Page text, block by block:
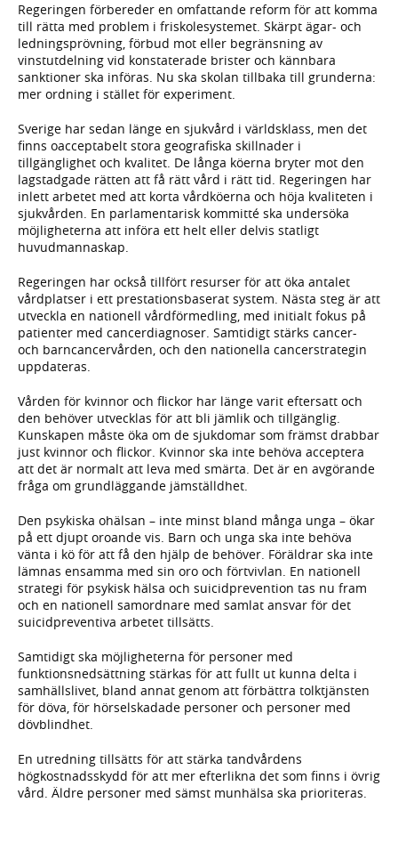
Regeringen förbereder en omfattande reform för att komma
till rätta med problem i friskolesystemet. Skärpt ägar- och
ledningsprövning, förbud mot eller begränsning av
vinstutdelning vid konstaterade brister och kännbara
sanktioner ska införas. Nu ska skolan tillbaka till grunderna:
mer ordning i stället för experiment.
Sverige har sedan länge en sjukvård i världsklass, men det
finns oacceptabelt stora geografiska skillnader i
tillgänglighet och kvalitet. De långa köerna bryter mot den
lagstadgade rätten att få rätt vård i rätt tid. Regeringen har
inlett arbetet med att korta vårdköerna och höja kvaliteten i
sjukvården. En parlamentarisk kommitté ska undersöka
möjligheterna att införa ett helt eller delvis statligt
huvudmannaskap.
Regeringen har också tillfört resurser för att öka antalet
vårdplatser i ett prestationsbaserat system. Nästa steg är att
utveckla en nationell vårdförmedling, med initialt fokus på
patienter med cancerdiagnoser. Samtidigt stärks cancer-
och barncancervården, och den nationella cancerstrategin
uppdateras.
Vården för kvinnor och flickor har länge varit eftersatt och
den behöver utvecklas för att bli jämlik och tillgänglig.
Kunskapen måste öka om de sjukdomar som främst drabbar
just kvinnor och flickor. Kvinnor ska inte behöva acceptera
att det är normalt att leva med smärta. Det är en avgörande
fråga om grundläggande jämställdhet.
Den psykiska ohälsan – inte minst bland många unga – ökar
på ett djupt oroande vis. Barn och unga ska inte behöva
vänta i kö för att få den hjälp de behöver. Föräldrar ska inte
lämnas ensamma med sin oro och förtvivlan. En nationell
strategi för psykisk hälsa och suicidprevention tas nu fram
och en nationell samordnare med samlat ansvar för det
suicidpreventiva arbetet tillsätts.
Samtidigt ska möjligheterna för personer med
funktionsnedsättning stärkas för att fullt ut kunna delta i
samhällslivet, bland annat genom att förbättra tolktjänsten
för döva, för hörselskadade personer och personer med
dövblindhet.
En utredning tillsätts för att stärka tandvårdens
högkostnadsskydd för att mer efterlikna det som finns i övrig
vård. Äldre personer med sämst munhälsa ska prioriteras.